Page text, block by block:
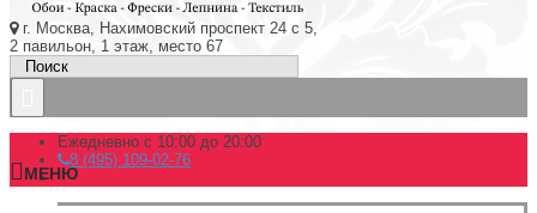
г. Москва, Нахимовский проспект 24 с 5,
2 павильон, 1 этаж, место 67
Ежедневно с 10:00 до 20:00
8 (495) 109-02-76
МЕНЮ